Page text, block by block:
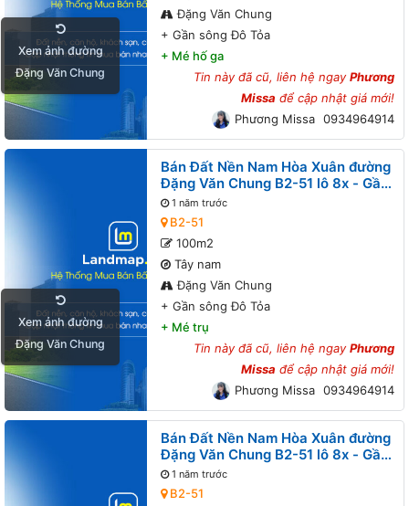
Xem ảnh đường
Đặng Văn Chung
Đặng Văn Chung
+ Gần sông Đô Tỏa
+ Mé hố ga
Tin này đã cũ, liên hệ ngayPhương
Missa để cập nhật giá mới!
Phương Missa 0934964914
Xem ảnh đường
Đặng Văn Chung
Bán Đất Nền Nam Hòa Xuân đường
Đặng Văn Chung B2-51 lô 8x - Gần
sông Đô Tỏa
1 năm trước
B2-51
100m2
Tây nam
Đặng Văn Chung
+ Gần sông Đô Tỏa
+ Mé trụ
Tin này đã cũ, liên hệ ngayPhương
Missa để cập nhật giá mới!
Phương Missa 0934964914
Bán Đất Nền Nam Hòa Xuân đường
Đặng Văn Chung B2-51 lô 8x - Gần
sông Đô Tỏa
1 năm trước
B2-51